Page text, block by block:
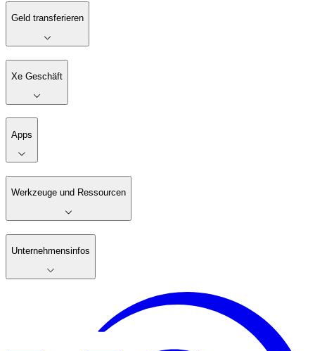
Geld transferieren
Xe Geschäft
Apps
Werkzeuge und Ressourcen
Unternehmensinfos